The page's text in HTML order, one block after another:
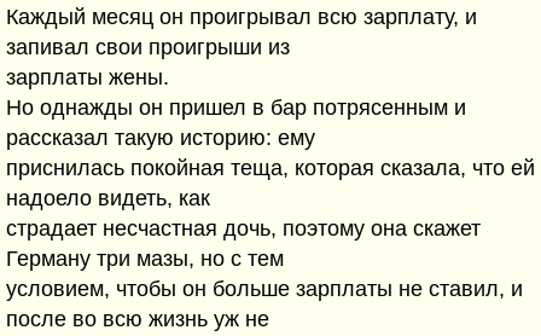
Каждый месяц он проигрывал всю зарплату, и
запивал свои проигрыши из
зарплаты жены.
Но однажды он пришел в бар потрясенным и
рассказал такую историю: ему
приснилась покойная теща, которая сказала, что ей
надоело видеть, как
страдает несчастная дочь, поэтому она скажет
Герману три мазы, но с тем
условием, чтобы он больше зарплаты не ставил, и
после во всю жизнь уж не